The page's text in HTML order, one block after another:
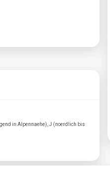
in Alpennaehe), J (noerdlich bis